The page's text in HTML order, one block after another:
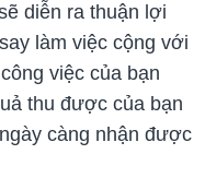
diễn ra thuận lợi
làm việc cộng với
việc của bạn
thu được của bạn
càng nhận được